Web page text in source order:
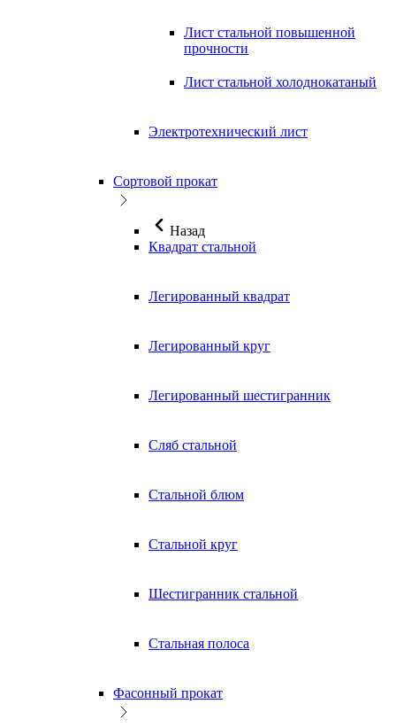
Лист стальной повышенной
прочности
Лист стальной холоднокатаный
Электротехнический лист
Сортовой прокат
Назад
Квадрат стальной
Легированный квадрат
Легированный круг
Легированный шестигранник
Сляб стальной
Стальной блюм
Стальной круг
Шестигранник стальной
Стальная полоса
Фасонный прокат